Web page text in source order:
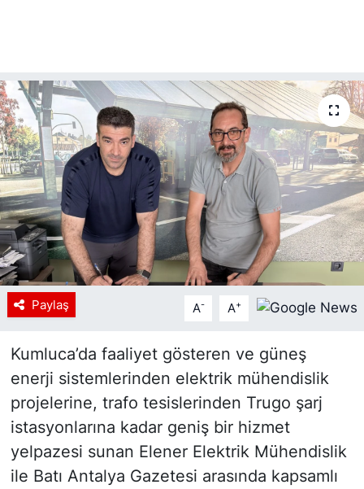
Paylaş A- A+
Kumluca’da faaliyet gösteren ve güneş
enerji sistemlerinden elektrik mühendislik
projelerine, trafo tesislerinden Trugo şarj
istasyonlarına kadar geniş bir hizmet
yelpazesi sunan Elener Elektrik Mühendislik
ile Batı Antalya Gazetesi arasında kapsamlı